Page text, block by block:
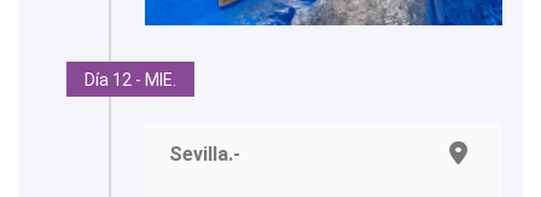
Día 12 - MIE.
Sevilla.-